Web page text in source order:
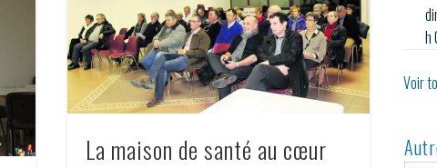
La maison de santé au cœur
h
Voir